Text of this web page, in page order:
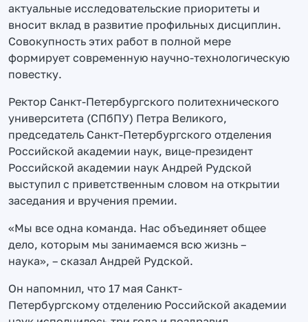
актуальные исследовательские приоритеты и
вносит вклад в развитие профильных дисциплин.
Совокупность этих работ в полной мере
формирует современную научно-технологическую
повестку.
Ректор Санкт-Петербургского политехнического
университета (СПбПУ) Петра Великого,
председатель Санкт-Петербургского отделения
Российской академии наук, вице-президент
Российской академии наук Андрей Рудской
выступил с приветственным словом на открытии
заседания и вручения премии.
«Мы все одна команда. Нас объединяет общее
дело, которым мы занимаемся всю жизнь –
наука», – сказал Андрей Рудской.
Он напомнил, что 17 мая Санкт-
Петербургскому отделению Российской академии